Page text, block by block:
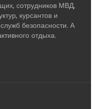
сотрудников МВД,
курсантов и
безопасности. А
отдыха.